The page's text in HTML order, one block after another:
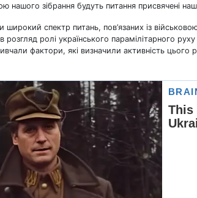
нашого зібрання будуть питання присвячені
спектр питань, пов’язаних із
розгляд ролі українського парамілітарного
фактори, які визначили активність цього